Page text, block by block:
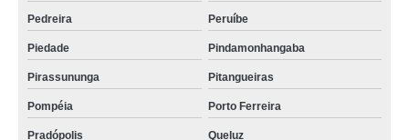
Pedreira Peruíbe
Piedade Pindamonhangaba
Pirassununga Pitangueiras
Pompéia Porto Ferreira
Pradópolis Queluz